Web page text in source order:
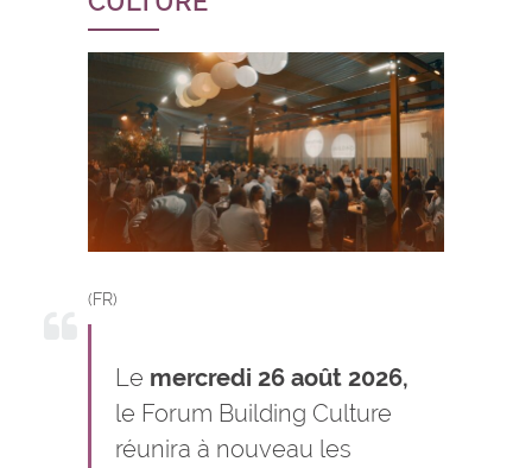
(FR)
Le mercredi 26 août 2026,
le Forum Building Culture
réunira à nouveau les